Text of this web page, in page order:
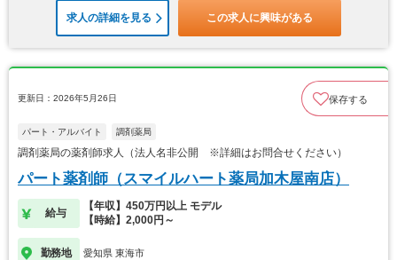
求人の詳細を見る この求人に興味がある
更新日：2026年5月26日 保存する
パート・アルバイト 調剤薬局
調剤薬局の薬剤師求人（法人名非公開 ※詳細はお問合せください）
パート薬剤師（スマイルハート薬局加木屋南店）
給与
【年収】450万円以上 モデル
【時給】2,000円～
勤務地 愛知県 東海市